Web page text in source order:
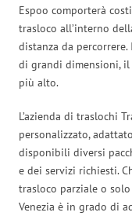
Espoo comporterà
trasloco all’interno
distanza da
di grandi dimensioni,
più alto.
L’azienda di traslochi
personalizzato,
disponibili diversi
e dei servizi richiesti.
trasloco parziale o
Venezia è in grado di